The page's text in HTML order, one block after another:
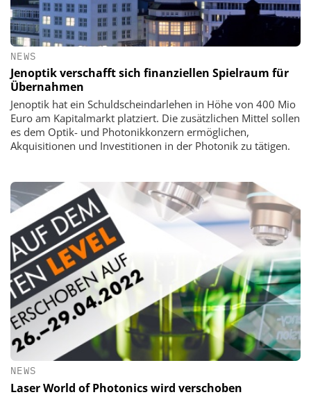
NEWS
Jenoptik verschafft sich finanziellen Spielraum für
Übernahmen
Jenoptik hat ein Schuldscheindarlehen in Höhe von 400 Mio
Euro am Kapitalmarkt platziert. Die zusätzlichen Mittel sollen
es dem Optik- und Photonikkonzern ermöglichen,
Akquisitionen und Investitionen in der Photonik zu tätigen.
NEWS
Laser World of Photonics wird verschoben